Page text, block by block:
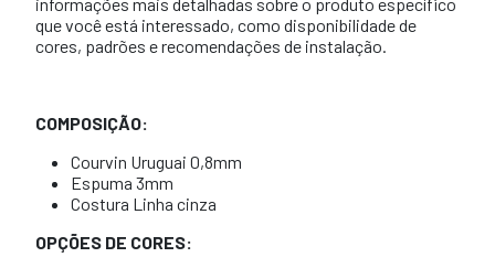
que você está interessado, como disponibilidade de
cores, padrões e recomendações de instalação.
COMPOSIÇÃO:
Courvin Uruguai 0,8mm
Espuma 3mm
Costura Linha cinza
OPÇÕES DE CORES: